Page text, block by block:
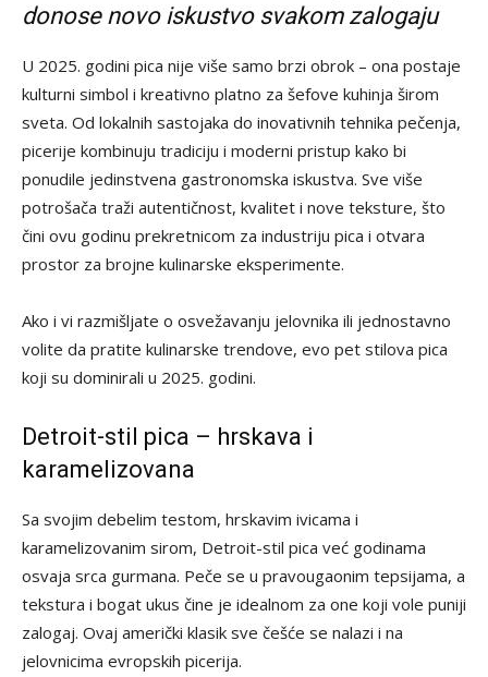
donose novo iskustvo svakom zalogaju
U 2025. godini pica nije više samo brzi obrok – ona postaje
kulturni simbol i kreativno platno za šefove kuhinja širom
sveta. Od lokalnih sastojaka do inovativnih tehnika pečenja,
picerije kombinuju tradiciju i moderni pristup kako bi
ponudile jedinstvena gastronomska iskustva. Sve više
potrošača traži autentičnost, kvalitet i nove teksture, što
čini ovu godinu prekretnicom za industriju pica i otvara
prostor za brojne kulinarske eksperimente.
Ako i vi razmišljate o osvežavanju jelovnika ili jednostavno
volite da pratite kulinarske trendove, evo pet stilova pica
koji su dominirali u 2025. godini.
Detroit-stil pica – hrskava i
karamelizovana
Sa svojim debelim testom, hrskavim ivicama i
karamelizovanim sirom, Detroit-stil pica već godinama
osvaja srca gurmana. Peče se u pravougaonim tepsijama, a
tekstura i bogat ukus čine je idealnom za one koji vole puniji
zalogaj. Ovaj američki klasik sve češće se nalazi i na
jelovnicima evropskih picerija.